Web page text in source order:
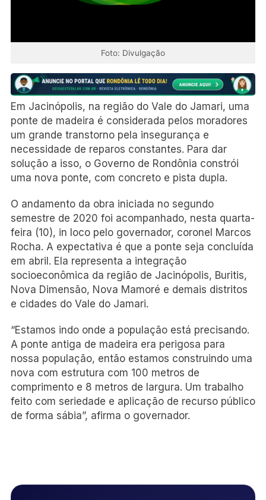
Foto: Divulgação
Em Jacinópolis, na região do Vale do Jamari, uma
ponte de madeira é considerada pelos moradores
um grande transtorno pela insegurança e
necessidade de reparos constantes. Para dar
solução a isso, o Governo de Rondônia constrói
uma nova ponte, com concreto e pista dupla.
O andamento da obra iniciada no segundo
semestre de 2020 foi acompanhado, nesta quarta-
feira (10), in loco pelo governador, coronel Marcos
Rocha. A expectativa é que a ponte seja concluída
em abril. Ela representa a integração
socioeconômica da região de Jacinópolis, Buritis,
Nova Dimensão, Nova Mamoré e demais distritos
e cidades do Vale do Jamari.
“Estamos indo onde a população está precisando.
A ponte antiga de madeira era perigosa para
nossa população, então estamos construindo uma
nova com estrutura com 100 metros de
comprimento e 8 metros de largura. Um trabalho
feito com seriedade e aplicação de recurso público
de forma sábia”, afirma o governador.